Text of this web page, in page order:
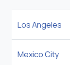
Los Angeles
Mexico City